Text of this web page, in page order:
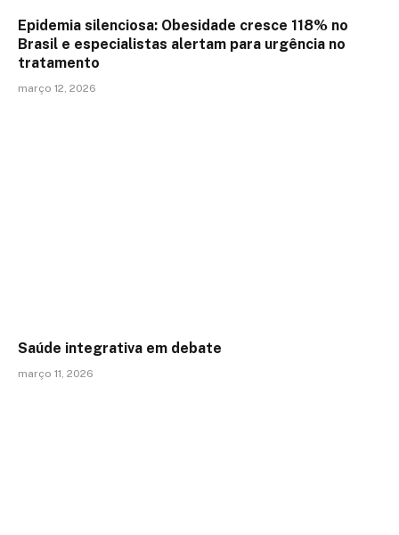
Epidemia silenciosa: Obesidade cresce 118% no
Brasil e especialistas alertam para urgência no
tratamento
março 12, 2026
Saúde integrativa em debate
março 11, 2026